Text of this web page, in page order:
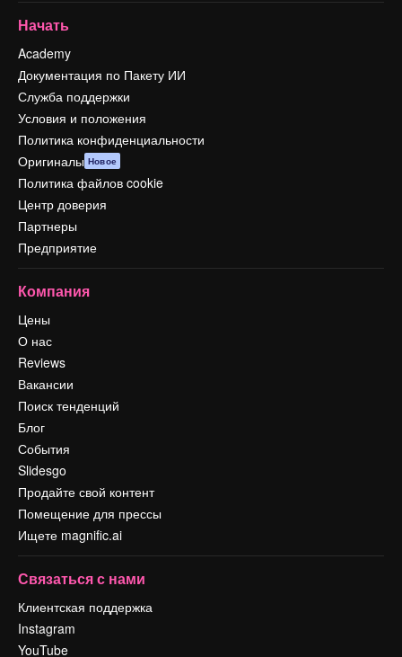
Начать
Academy
Документация по Пакету ИИ
Служба поддержки
Условия и положения
Политика конфиденциальности
Оригиналы Новое
Политика файлов cookie
Центр доверия
Партнеры
Предприятие
Компания
Цены
О нас
Reviews
Вакансии
Поиск тенденций
Блог
События
Slidesgo
Продайте свой контент
Помещение для прессы
Ищете magnific.ai
Связаться с нами
Клиентская поддержка
Instagram
YouTube